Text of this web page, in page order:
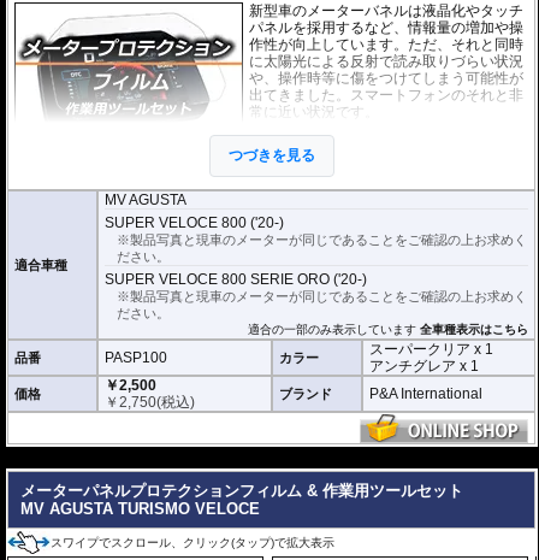
新型車のメーターバネルは液晶化やタッチ
パネルを採用するなど、情報量の増加や操
作性が向上しています。ただ、それと同時
に太陽光による反射で読み取りづらい状況
や、操作時等に傷をつけてしまう可能性が
出てきました。スマートフォンのそれと非
常に近い状況です。
このメーターパネルプロテクションフィル
ムは不要な傷や汚れからメーターパネルを
保護します。
ーパークリアとアンチグレア)が入っており、それぞれ目的に合わせたものをご
スーパークリア :耐摩耗性が非常に高く、
とメーターになじみ、フィルムの存在がほ
とんどわからなくなります。
アンチグレア :マット仕上げが施され、太
陽光などによる反射を軽減。視認性の低下
を防ぎ、メーターを読み取りやすくしま
す。もちろん傷に対しても有効です。
取付キット付属 :取り付けに便利なクリー
ニングクロス、細かい埃も除去する粘着シート、気泡の混入を防ぎ、きれいに
仕上げるスキージがセットになっています。
またこのフィルムは多少の気泡なら数時間から２日ほどで自然に気泡が消える
優れもの。満足のいく取付が容易になりました。
シリコーン系粘着材を採用し、メーターを痛めることがありません。フィルム
を剥がせば、元通りの状態になります。
つづきを見る
適合車種
MV AGUSTA
SUPER VELOCE 800 ('20-)
※製品写真と現車のメーターが同じであることをご確認の上お求めく
ださい。
SUPER VELOCE 800 SERIE ORO ('20-)
※製品写真と現車のメーターが同じであることをご確認の上お求めく
ださい。
適合の一部のみ表示しています全車種表示はこちら
品番 PASP100 カラー
スーパークリア x 1
アンチグレア x 1
価格
￥2,500
￥2,750(税込) ブランド P&A International
メーターパネルプロテクションフィルム & 作業用ツールセット
MV AGUSTA TURISMO VELOCE
スワイプでスクロール、クリック(タップ)で拡大表示